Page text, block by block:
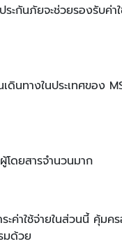
กันภัยจะช่วยรองรับค่
ดินทางในประเทศของ
โดยสารจำนวนมาก
ใช้จ่ายในส่วนนี้ คุ้มค
มด้วย